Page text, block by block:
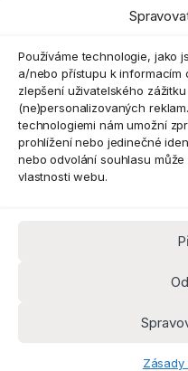
Používáme technologie, jako
a/nebo přístupu k informacím
zlepšení uživatelského
(ne)personalizovaných
technologiemi nám umožní
prohlížení nebo jedinečné
nebo odvolání souhlasu
vlastnosti webu.
Zásady
Máte